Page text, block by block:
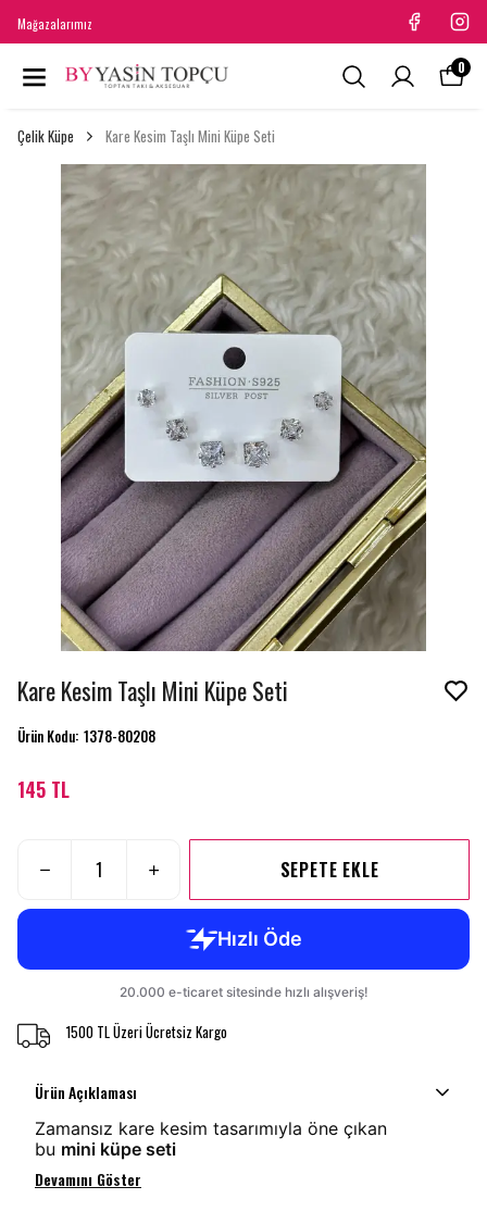
Mağazalarımız
0
Çelik Küpe Kare Kesim Taşlı Mini Küpe Seti
Kare Kesim Taşlı Mini Küpe Seti
Ürün Kodu: 1378-80208
145 TL
SEPETE EKLE
1500 TL Üzeri Ücretsiz Kargo
Ürün Açıklaması
Zamansız kare kesim tasarımıyla öne çıkan
bu mini küpe seti
Devamını Göster